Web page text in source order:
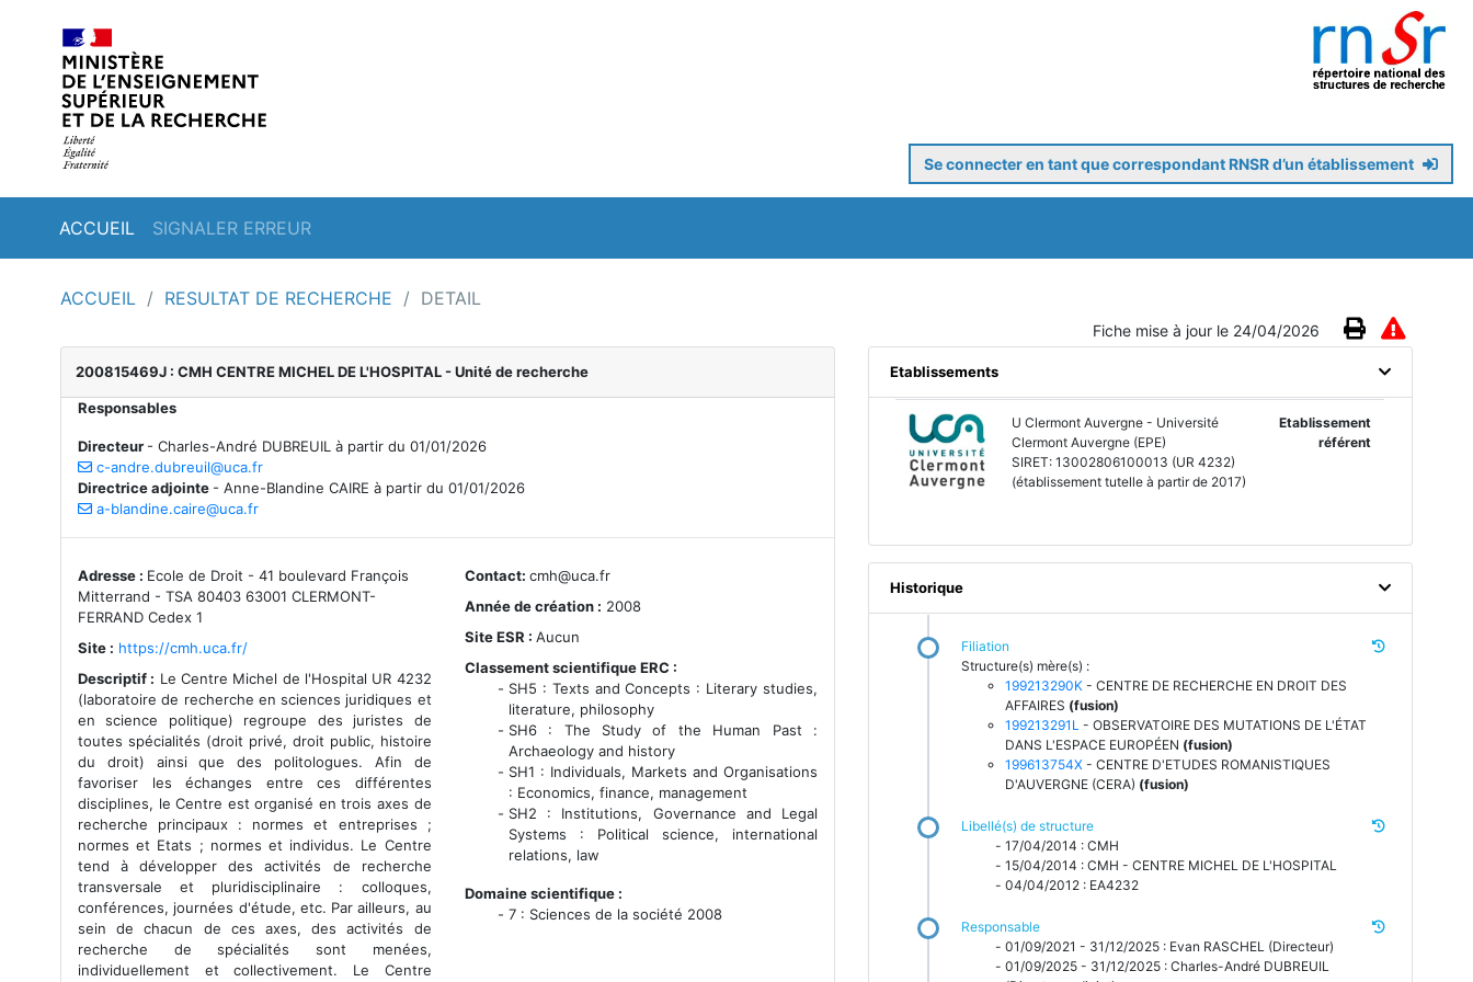
Se connecter en tant que correspondant RNSR d’un établissement
ACCUEIL SIGNALER ERREUR
ACCUEIL / RESULTAT DE RECHERCHE / DETAIL
Fiche mise à jour le 24/04/2026
200815469J : CMH CENTRE MICHEL DE L'HOSPITAL- Unité de recherche
Responsables
Directeur - Charles-André DUBREUIL à partir du 01/01/2026
c-andre.dubreuil@uca.fr
Directrice adjointe - Anne-Blandine CAIRE à partir du 01/01/2026
a-blandine.caire@uca.fr
Adresse : Ecole de Droit - 41 boulevard François
Mitterrand - TSA 80403 63001 CLERMONT-
FERRAND Cedex 1
Site : https://cmh.uca.fr/
Descriptif : Le Centre Michel de l'Hospital UR 4232
(laboratoire de recherche en sciences juridiques et
en science politique) regroupe des juristes de
toutes spécialités (droit privé, droit public, histoire
du droit) ainsi que des politologues. Afin de
favoriser les échanges entre ces différentes
disciplines, le Centre est organisé en trois axes de
recherche principaux : normes et entreprises ;
normes et Etats ; normes et individus. Le Centre
tend à développer des activités de recherche
transversale et pluridisciplinaire : colloques,
conférences, journées d'étude, etc. Par ailleurs, au
sein de chacun de ces axes, des activités de
recherche de spécialités sont menées,
individuellement et collectivement. Le Centre
Contact: cmh@uca.fr
Année de création : 2008
Site ESR : Aucun
Classement scientifique ERC :
SH5 : Texts and Concepts : Literary studies,
literature, philosophy
SH6 : The Study of the Human Past :
Archaeology and history
SH1 : Individuals, Markets and Organisations
: Economics, finance, management
SH2 : Institutions, Governance and Legal
Systems : Political science, international
relations, law
Domaine scientifique :
7 : Sciences de la société 2008
Etablissements
U Clermont Auvergne - Université
Clermont Auvergne (EPE)
SIRET: 13002806100013 (UR 4232)
(établissement tutelle à partir de 2017)
Etablissement
référent
Historique
Filiation
Structure(s) mère(s) :
199213290K - CENTRE DE RECHERCHE EN DROIT DES
AFFAIRES (fusion)
199213291L - OBSERVATOIRE DES MUTATIONS DE L'ÉTAT
DANS L'ESPACE EUROPÉEN (fusion)
199613754X - CENTRE D'ETUDES ROMANISTIQUES
D'AUVERGNE (CERA) (fusion)
Libellé(s) de structure
17/04/2014 : CMH
15/04/2014 : CMH - CENTRE MICHEL DE L'HOSPITAL
04/04/2012 : EA4232
Responsable
01/09/2021 - 31/12/2025 : Evan RASCHEL (Directeur)
01/09/2025 - 31/12/2025 : Charles-André DUBREUIL